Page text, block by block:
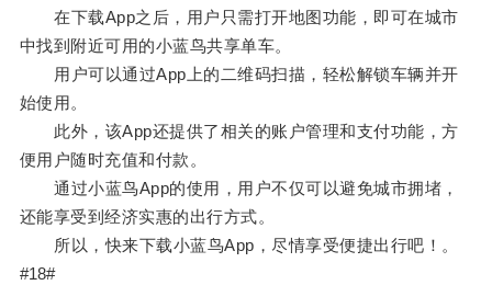
在下载App之后，用户只需打开地图功能，即可在城市
中找到附近可用的小蓝鸟共享单车。
用户可以通过App上的二维码扫描，轻松解锁车辆并开
始使用。
此外，该App还提供了相关的账户管理和支付功能，方
便用户随时充值和付款。
通过小蓝鸟App的使用，用户不仅可以避免城市拥堵，
还能享受到经济实惠的出行方式。
所以，快来下载小蓝鸟App，尽情享受便捷出行吧！。
#18#